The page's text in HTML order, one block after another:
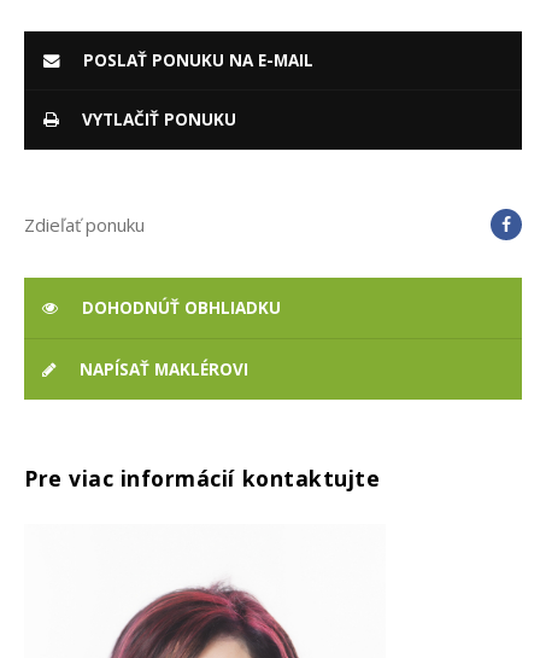
POSLAŤ PONUKU NA E-MAIL
VYTLAČIŤ PONUKU
Zdieľať ponuku
DOHODNÚŤ OBHLIADKU
NAPÍSAŤ MAKLÉROVI
Pre viac informácií kontaktujte